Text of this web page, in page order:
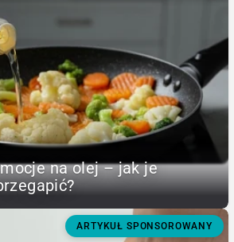
na olej – jak je
ARTYKUŁ SPONSOROWANY